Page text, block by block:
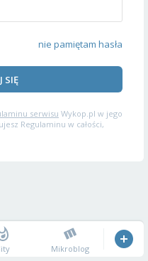
nie pamiętam hasła
SIĘ
serwisu Wykop.pl w jego
Regulaminu w całości,
Mikroblog